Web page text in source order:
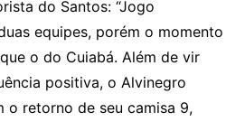
do Santos: “Jogo
equipes, porém o momento
o do Cuiabá. Além de vir
positiva, o Alvinegro
o retorno de seu camisa 9,